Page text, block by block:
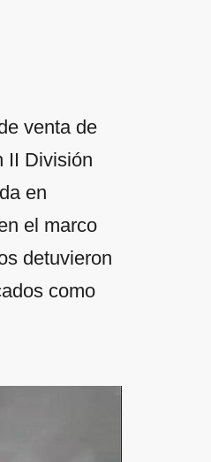
venta de
II División
en
el marco
detuvieron
como